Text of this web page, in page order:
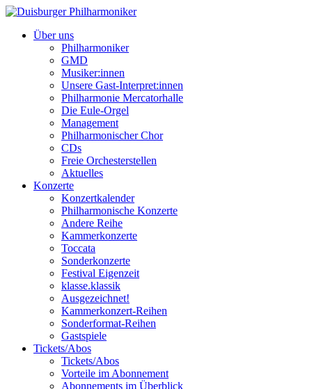
Über uns
Philharmoniker
GMD
Musiker:innen
Unsere Gast-Interpret:innen
Philharmonie Mercatorhalle
Die Eule-Orgel
Management
Philharmonischer Chor
CDs
Freie Orchesterstellen
Aktuelles
Konzerte
Konzertkalender
Philharmonische Konzerte
Andere Reihe
Kammerkonzerte
Toccata
Sonderkonzerte
Festival Eigenzeit
klasse.klassik
Ausgezeichnet!
Kammerkonzert-Reihen
Sonderformat-Reihen
Gastspiele
Tickets/Abos
Tickets/Abos
Vorteile im Abonnement
Abonnements im Überblick